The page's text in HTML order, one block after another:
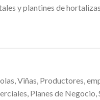
y plantines de
Viñas, Productores,
Planes de Negocio,